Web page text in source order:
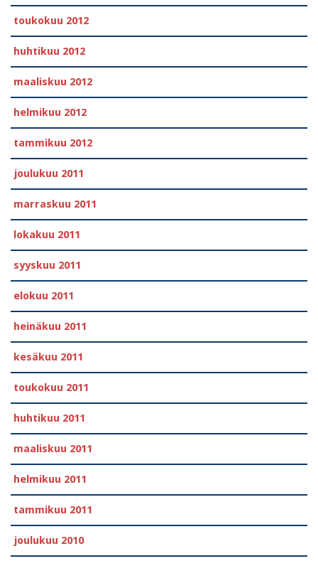
toukokuu 2012
huhtikuu 2012
maaliskuu 2012
helmikuu 2012
tammikuu 2012
joulukuu 2011
marraskuu 2011
lokakuu 2011
syyskuu 2011
elokuu 2011
heinäkuu 2011
kesäkuu 2011
toukokuu 2011
huhtikuu 2011
maaliskuu 2011
helmikuu 2011
tammikuu 2011
joulukuu 2010